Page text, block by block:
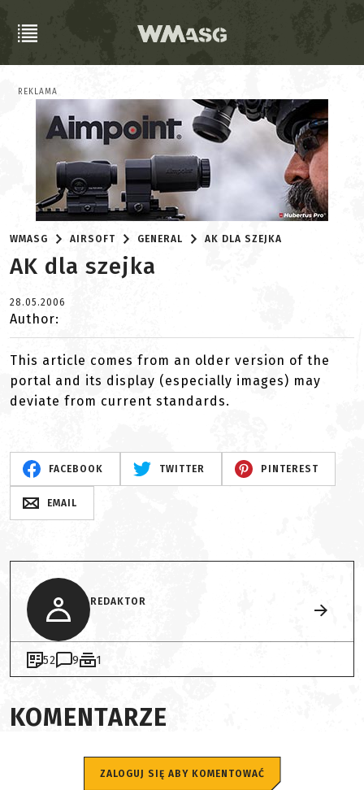
REKLAMA
WMASG AIRSOFT GENERAL AK DLA SZEJKA
AK dla szejka
28.05.2006
Author:
This article comes from an older version of the
portal and its display (especially images) may
deviate from current standards.
FACEBOOK TWITTER PINTEREST
EMAIL
REDAKTOR
52 9 1
KOMENTARZE
ZALOGUJ SIĘ ABY KOMENTOWAĆ